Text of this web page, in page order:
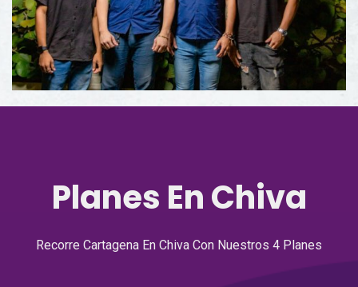
Planes En Chiva
Recorre Cartagena En Chiva Con Nuestros 4 Planes